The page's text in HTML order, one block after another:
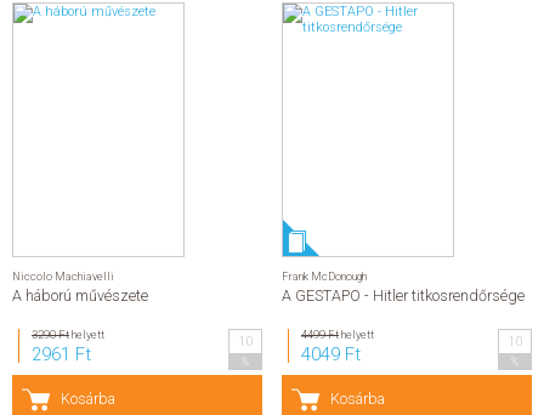
Niccolo Machiavelli
A háború művészete
3290 Fthelyett
2961 Ft
10
Kosárba
Frank McDonough
A GESTAPO - Hitler titkosrendőrsége
4499 Fthelyett
4049 Ft
10
Kosárba